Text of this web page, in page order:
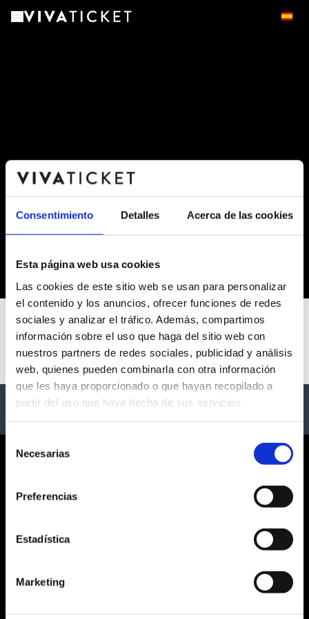
Consentimiento Detalles Acerca de las cookies
Esta página web usa cookies
Las cookies de este sitio web se usan para personalizar
el contenido y los anuncios, ofrecer funciones de redes
sociales y analizar el tráfico. Además, compartimos
información sobre el uso que haga del sitio web con
nuestros partners de redes sociales, publicidad y análisis
web, quienes pueden combinarla con otra información
que les haya proporcionado o que hayan recopilado a
partir del uso que haya hecho de sus servicios.
Necesarias
Preferencias
Estadística
Marketing
No hay eventos disponibles
¿QUIÉNES SOMOS?
AVISO LEGAL
POLÍTICA DE COOKIES
SERVICIO AL CLIENTE